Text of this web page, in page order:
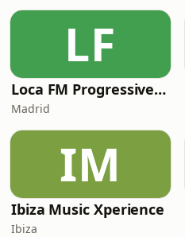
LF
Loca FM Progressive House
Madrid
IM
Ibiza Music Xperience
Ibiza